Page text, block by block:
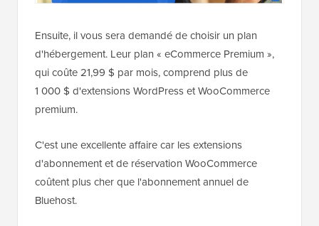
Ensuite, il vous sera demandé de choisir un plan
d'hébergement. Leur plan « eCommerce Premium »,
qui coûte 21,99 $ par mois, comprend plus de
1 000 $ d'extensions WordPress et WooCommerce
premium.
C'est une excellente affaire car les extensions
d'abonnement et de réservation WooCommerce
coûtent plus cher que l'abonnement annuel de
Bluehost.